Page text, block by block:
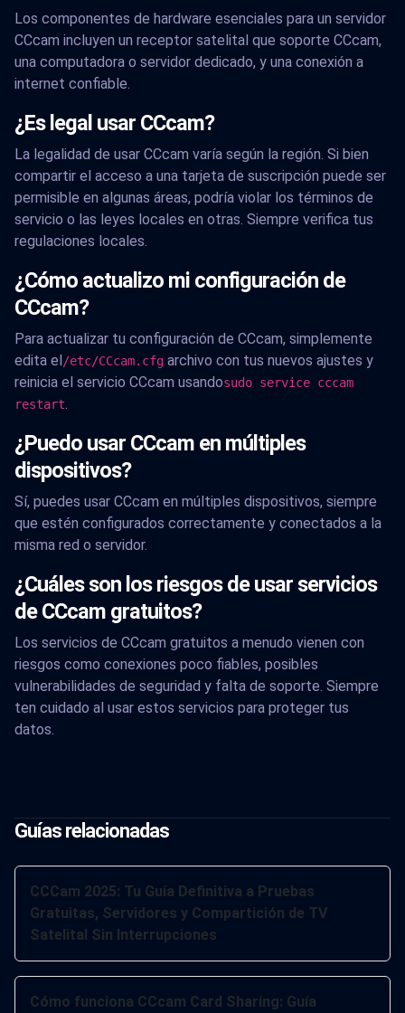
Los componentes de hardware esenciales para un servidor
CCcam incluyen un receptor satelital que soporte CCcam,
una computadora o servidor dedicado, y una conexión a
internet confiable.
¿Es legal usar CCcam?
La legalidad de usar CCcam varía según la región. Si bien
compartir el acceso a una tarjeta de suscripción puede ser
permisible en algunas áreas, podría violar los términos de
servicio o las leyes locales en otras. Siempre verifica tus
regulaciones locales.
¿Cómo actualizo mi configuración de
CCcam?
Para actualizar tu configuración de CCcam, simplemente
edita el/etc/CCcam.cfg archivo con tus nuevos ajustes y
reinicia el servicio CCcam usandosudo service cccam
restart
¿Puedo usar CCcam en múltiples
dispositivos?
Sí, puedes usar CCcam en múltiples dispositivos, siempre
que estén configurados correctamente y conectados a la
misma red o servidor.
¿Cuáles son los riesgos de usar servicios
de CCcam gratuitos?
Los servicios de CCcam gratuitos a menudo vienen con
riesgos como conexiones poco fiables, posibles
vulnerabilidades de seguridad y falta de soporte. Siempre
ten cuidado al usar estos servicios para proteger tus
datos.
Guías relacionadas
CCCam 2025: Tu Guía Definitiva a Pruebas
Gratuitas, Servidores y Compartición de TV
Satelital Sin Interrupciones
Cómo funciona CCcam Card Sharing: Guía